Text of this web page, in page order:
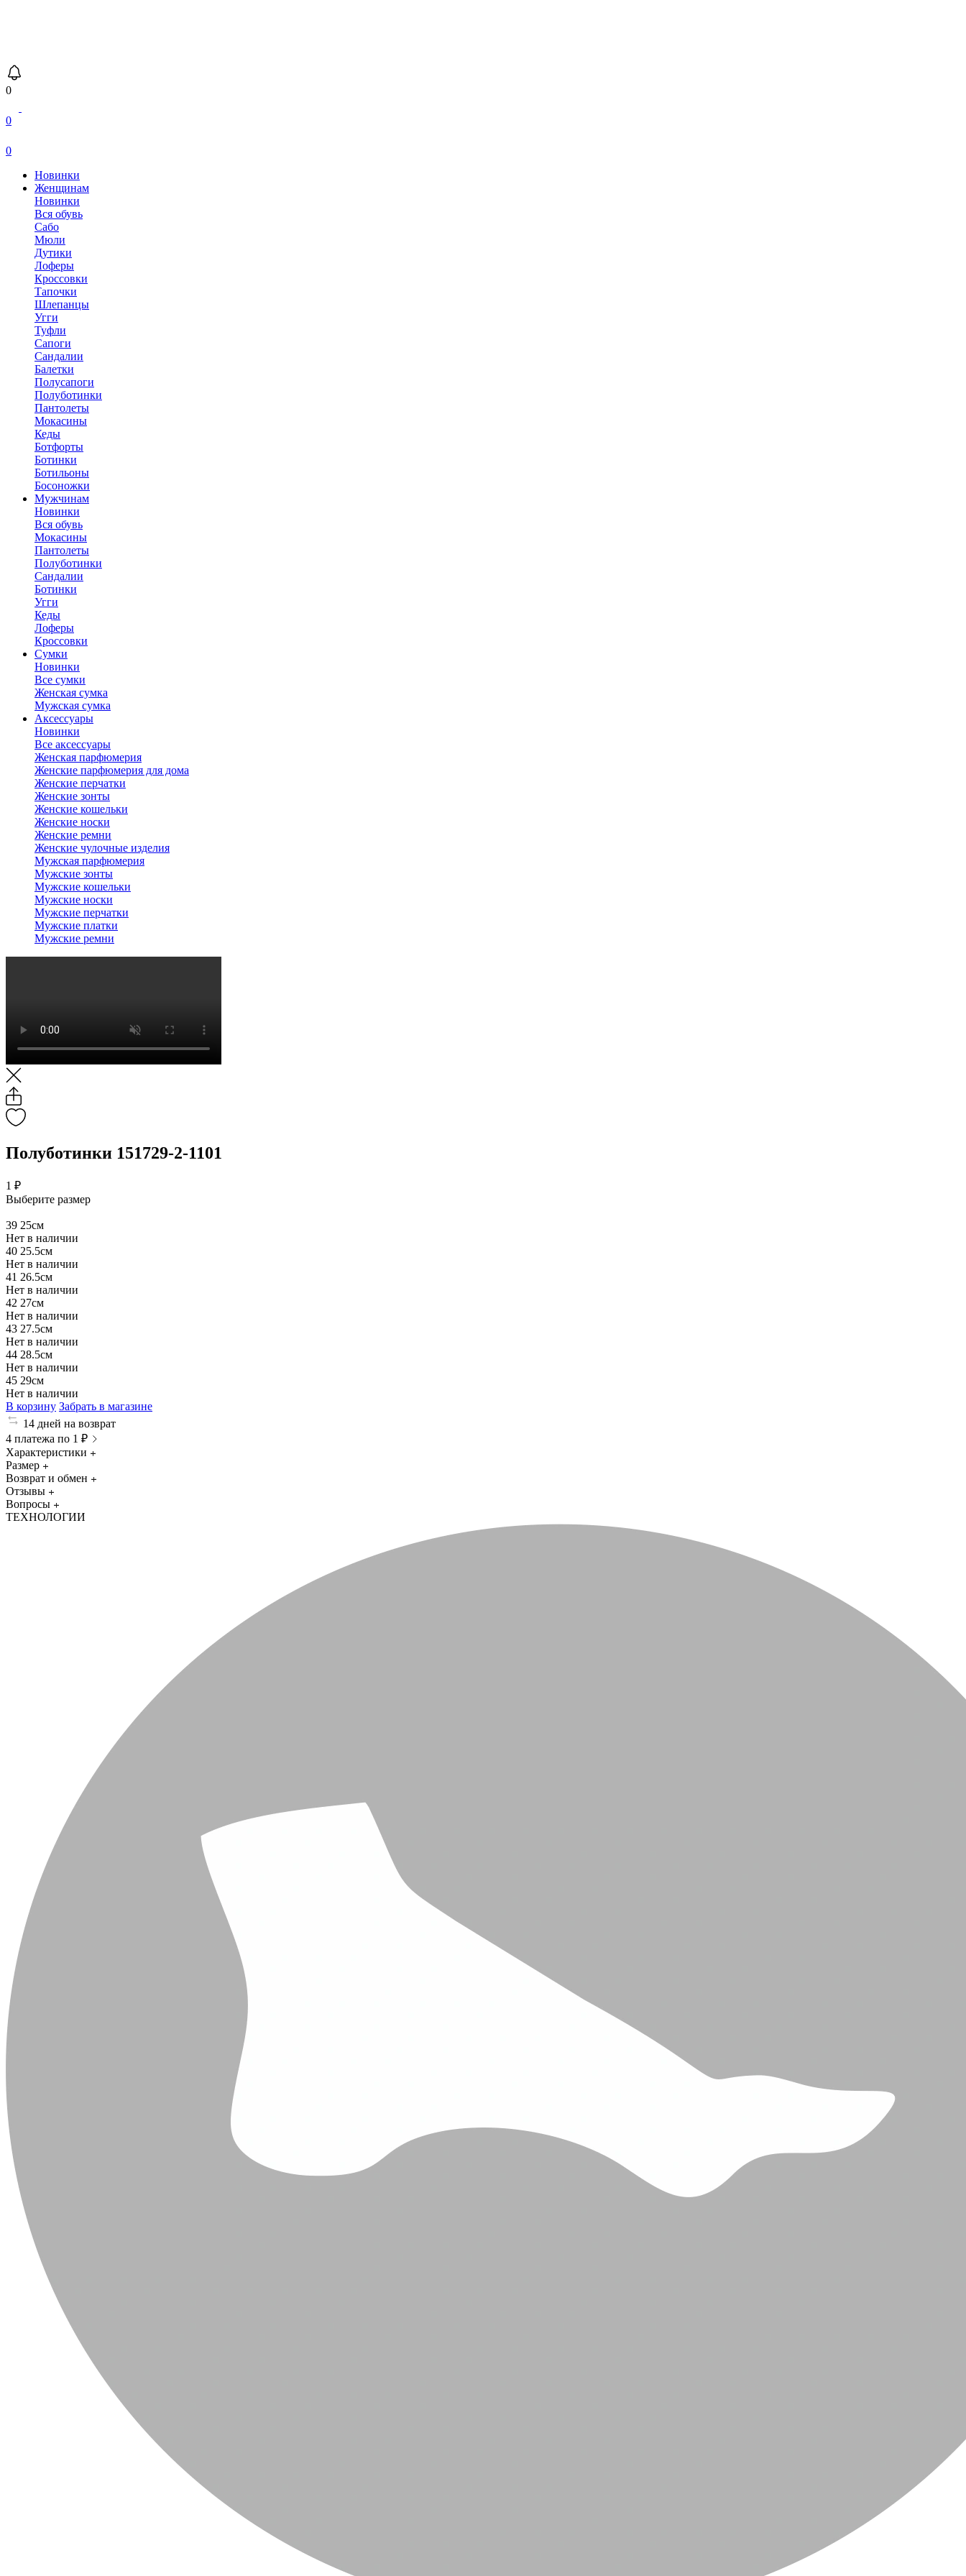
0
0
0
Новинки
Женщинам
Новинки
Вся обувь
Сабо
Мюли
Дутики
Лоферы
Кроссовки
Тапочки
Шлепанцы
Угги
Туфли
Сапоги
Сандалии
Балетки
Полусапоги
Полуботинки
Пантолеты
Мокасины
Кеды
Ботфорты
Ботинки
Ботильоны
Босоножки
Мужчинам
Новинки
Вся обувь
Мокасины
Пантолеты
Полуботинки
Сандалии
Ботинки
Угги
Кеды
Лоферы
Кроссовки
Сумки
Новинки
Все сумки
Женская сумка
Мужская сумка
Аксессуары
Новинки
Все аксессуары
Женская парфюмерия
Женские парфюмерия для дома
Женские перчатки
Женские зонты
Женские кошельки
Женские носки
Женские ремни
Женские чулочные изделия
Мужская парфюмерия
Мужские зонты
Мужские кошельки
Мужские носки
Мужские перчатки
Мужские платки
Мужские ремни
Полуботинки 151729-2-1101
1 ₽
Выберите размер
39 25см
Нет в наличии
40 25.5см
Нет в наличии
41 26.5см
Нет в наличии
42 27см
Нет в наличии
43 27.5см
Нет в наличии
44 28.5см
Нет в наличии
45 29см
Нет в наличии
В корзину Забрать в магазине
14 дней на возврат
4 платежа по 1 ₽
Характеристики
Размер
Возврат и обмен
Отзывы
Вопросы
ТЕХНОЛОГИИ